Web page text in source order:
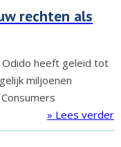
rechten als
heeft geleid tot
miljoenen
» Lees verder